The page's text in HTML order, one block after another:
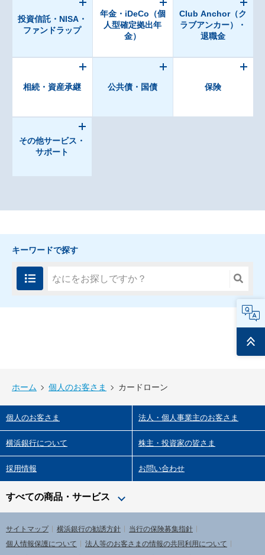
投資信託・NISA・
ファンドラップ
年金・iDeCo（個
人型確定拠出年
金）
Club Anchor（ク
ラブアンカー）・
退職金
相続・資産承継 公共債・国債 保険
その他サービス・
サポート
キーワードで探す
トップ
ホーム 個人のお客さま カードローン
個人のお客さま 法人・個人事業主のお客さま
横浜銀行について 株主・投資家の皆さま
採用情報 お問い合わせ
すべての商品・サービス
サイトマップ 横浜銀行の勧誘方針
当行の保険募集指針
個人情報保護について
法人等のお客さまの情報の共同利用について